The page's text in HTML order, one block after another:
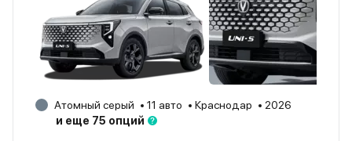
Атомный серый 11 авто Краснодар
2026
и еще 75 опций